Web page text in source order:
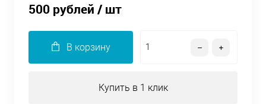
500 рублей / шт
В корзину
Купить в 1 клик